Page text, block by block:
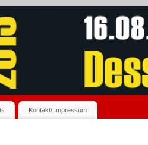
Kontakt/ Impressum